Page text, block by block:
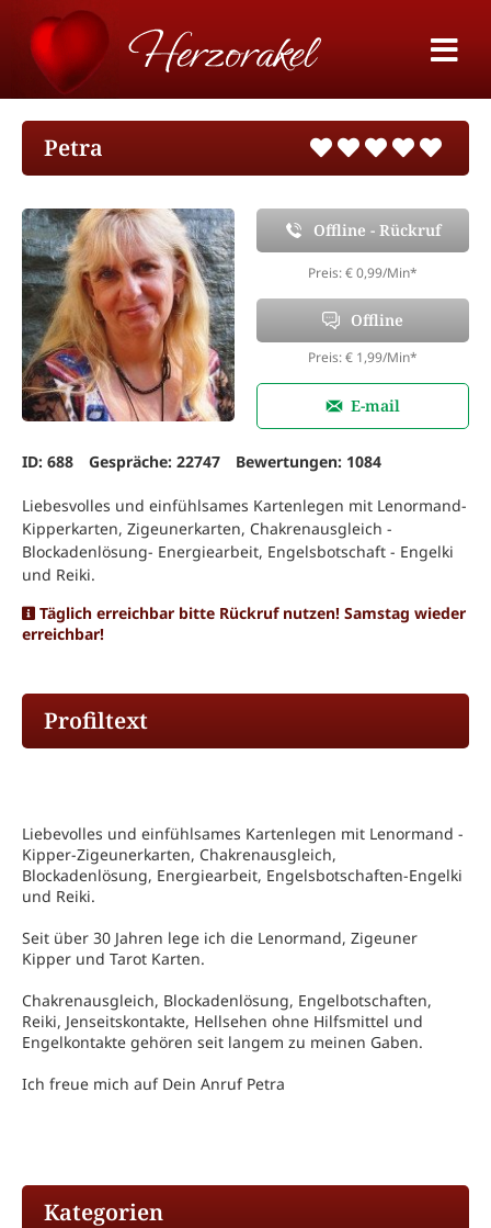
Petra
Offline - Rückruf
Preis: € 0,99/Min*
Offline
Preis: € 1,99/Min*
E-mail
ID: 688 Gespräche: 22747 Bewertungen: 1084
Liebesvolles und einfühlsames Kartenlegen mit Lenormand-
Kipperkarten, Zigeunerkarten, Chakrenausgleich -
Blockadenlösung- Energiearbeit, Engelsbotschaft - Engelki
und Reiki.
Täglich erreichbar bitte Rückruf nutzen! Samstag wieder
erreichbar!
Profiltext
Liebevolles und einfühlsames Kartenlegen mit Lenormand -
Kipper-Zigeunerkarten, Chakrenausgleich,
Blockadenlösung, Energiearbeit, Engelsbotschaften-Engelki
und Reiki.
Seit über 30 Jahren lege ich die Lenormand, Zigeuner
Kipper und Tarot Karten.
Chakrenausgleich, Blockadenlösung, Engelbotschaften,
Reiki, Jenseitskontakte, Hellsehen ohne Hilfsmittel und
Engelkontakte gehören seit langem zu meinen Gaben.
Ich freue mich auf Dein Anruf Petra
Kategorien